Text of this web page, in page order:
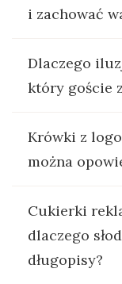
i zachować
Dlaczego
który goście
Krówki z
można
Cukierki
dlaczego
długopisy?